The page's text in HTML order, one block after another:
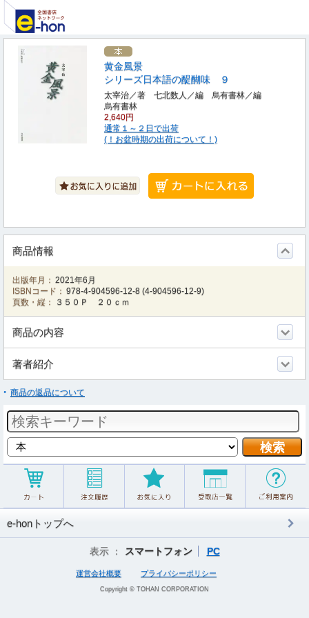
黄金風景
シリーズ日本語の醍醐味 ９
太宰治／著 七北数人／編 烏有書林／編
烏有書林
2,640円
通常１～２日で出荷
(！お盆時期の出荷について！)
商品情報
出版年月： 2021年6月
ISBNコード： 978-4-904596-12-8 (4-904596-12-9)
頁数・縦：
３５０Ｐ ２０ｃｍ
商品の内容
著者紹介
商品の返品について
e-honトップへ
表示 ： スマートフォン PC
運営会社概要 プライバシーポリシー
Copyright © TOHAN CORPORATION